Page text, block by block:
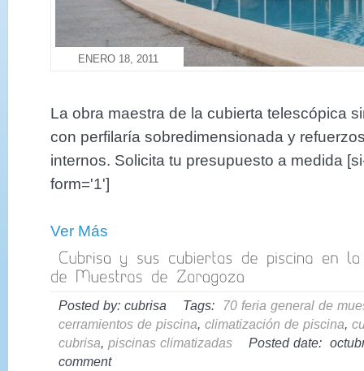
ENERO 18, 2011
La obra maestra de la cubierta telescópica
con perfilaría sobredimensionada y
internos. Solicita tu presupuesto a medida
form='1']
Ver Más
Posted by: cubrisa Tags:
70 feria general de
cerramientos de piscina, climatización de piscina,
cubrisa, piscinas climatizadas Posted date:
comment